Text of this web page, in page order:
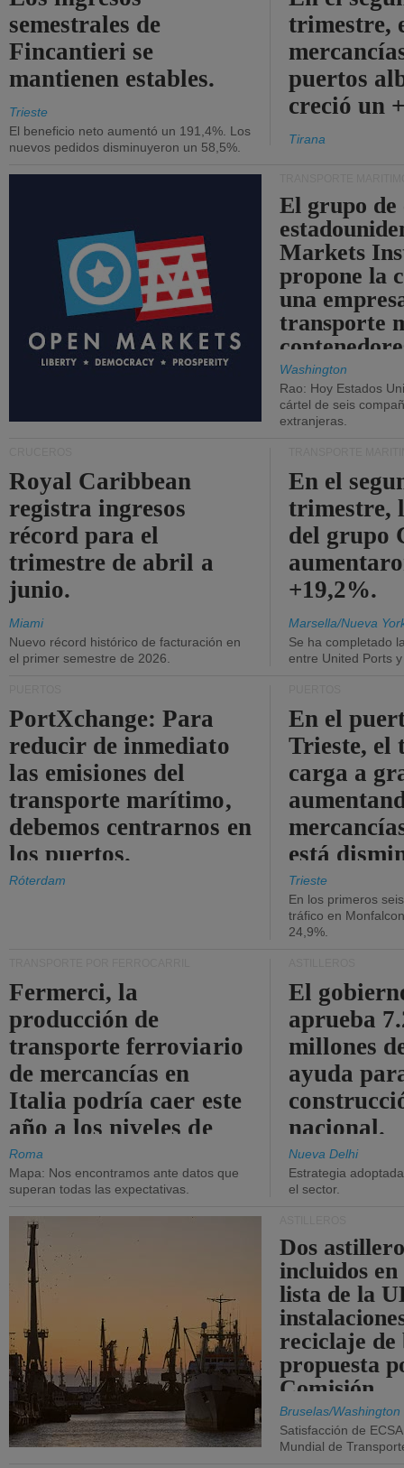
semestrales de
Fincantieri se
mantienen estables.
Trieste
El beneficio neto aumentó un 191,4%. Los
nuevos pedidos disminuyeron un 58,5%.
trimestre,
puertos
creció un
Tirana
El grupo de
Markets
propone la
una
transporte
Washington
Rao: Hoy Estados
cártel de seis
extranjeras.
Royal Caribbean
registra ingresos
récord para el
trimestre de abril a
junio.
Miami
Nuevo récord histórico de facturación en
el primer semestre de 2026.
En el
trimestre,
del grupo
+19,2%.
Marsella/Nueva
Se ha completado
entre United Ports
PortXchange: Para
reducir de inmediato
las emisiones del
transporte marítimo,
debemos centrarnos en
los puertos.
Róterdam
En el
Trieste, el
carga a
está
Trieste
En los primeros
tráfico en
24,9%.
Fermerci, la
producción de
transporte ferroviario
de mercancías en
Italia podría caer este
año a los niveles de
2015.
Roma
Mapa: Nos encontramos ante datos que
superan todas las expectativas.
El
aprueba
millones
ayuda
nacional.
Nueva Delhi
Estrategia
el sector.
Dos
incluidos
lista de la
reciclaje de
propuesta
Comisión.
Bruselas/Washington
Satisfacción de
Mundial de